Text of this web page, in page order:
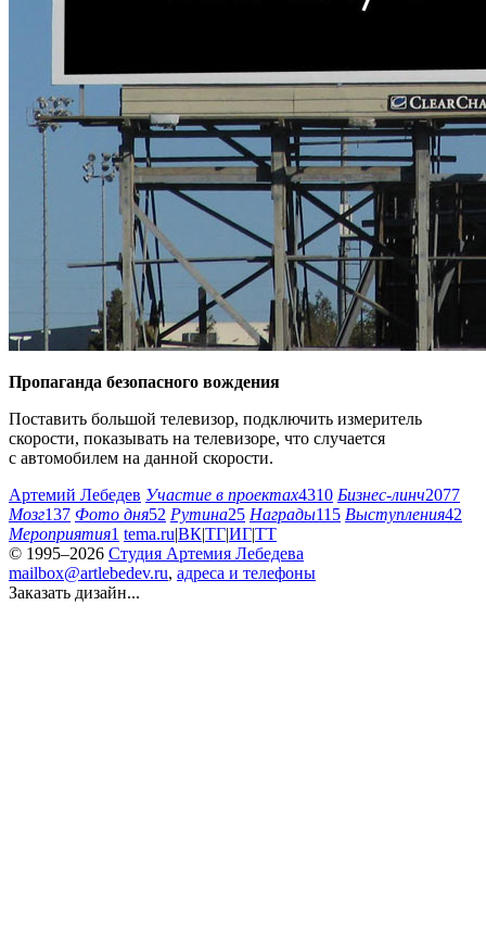
Пропаганда безопасного вождения
Поставить большой телевизор, подключить измеритель
скорости, показывать на телевизоре, что случается
с автомобилем на данной скорости.
Артемий Лебедев Участие в проектах4310 Бизнес-линч2077
Мозг137 Фото дня52 Рутина25 Награды115 Выступления42
Мероприятия1 tema.ru|ВК|ТГ|ИГ|ТТ
© 1995–2026 Студия Артемия Лебедева
mailbox@artlebedev.ru, адреса и телефоны
Заказать дизайн...